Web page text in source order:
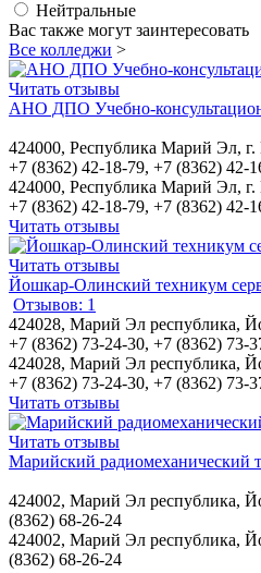
Нейтральные
Вас также могут заинтересовать
Все колледжи >
Читать отзывы
АНО ДПО Учебно-
424000, Республика Марий Эл,
+7 (8362) 42-18-79, +7 (8362) 42-
424000, Республика Марий Эл,
+7 (8362) 42-18-79, +7 (8362) 42-
Читать отзывы
Читать отзывы
Йошкар-Олинский техникум
Отзывов: 1
424028, Марий Эл республика,
+7 (8362) 73-24-30, +7 (8362) 73-
424028, Марий Эл республика,
+7 (8362) 73-24-30, +7 (8362) 73-
Читать отзывы
Читать отзывы
Марийский радиомеханический
424002, Марий Эл республика,
(8362) 68-26-24
424002, Марий Эл республика,
(8362) 68-26-24